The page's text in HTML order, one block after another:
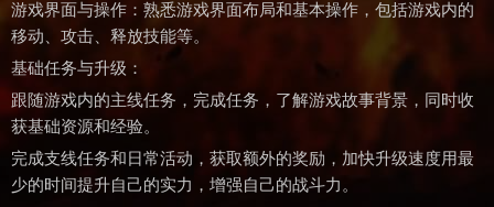
游戏界面与操作：熟悉游戏界面布局和基本操作，包括游戏内的
移动、攻击、释放技能等。
基础任务与升级：
跟随游戏内的主线任务，完成任务，了解游戏故事背景，同时收
获基础资源和经验。
完成支线任务和日常活动，获取额外的奖励，加快升级速度用最
少的时间提升自己的实力，增强自己的战斗力。